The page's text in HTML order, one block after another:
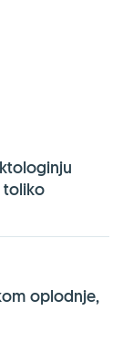
toliko
oplodnje,